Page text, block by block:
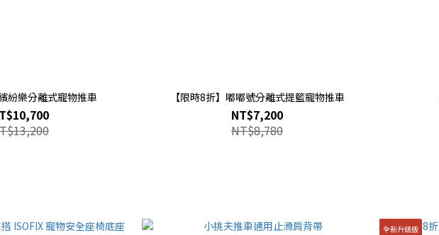
紛樂分離式寵物推車 【限時8折】嘟嘟號分離式提籃寵物推車
NT$7,200
NT$8,780
全新升級版